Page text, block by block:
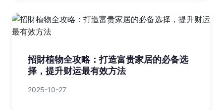
招財植物全攻略：打造富贵家居的必备选
择，提升财运最有效方法
2025-10-27